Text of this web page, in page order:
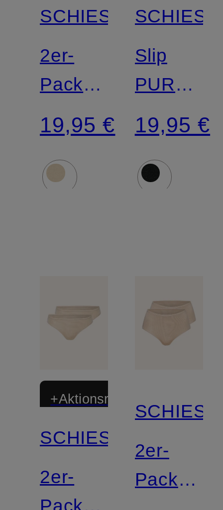
SCHIESSER
2er-
Pack
Slips
95/5
19,95 €
Slip
PURE
RIB
19,95 €
+Aktionsrabatt
SCHIESSER
2er-
Pack
2er-
Pack